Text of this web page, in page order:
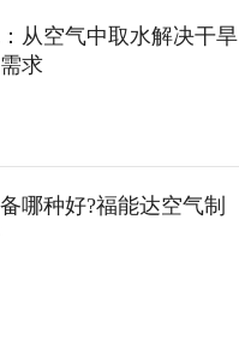
从空气中取水解决干旱
求
哪种好?福能达空气制